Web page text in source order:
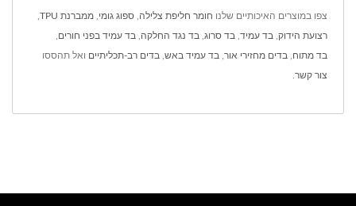
צפו במוצרים האיכותיים שלנו חומר חליפת צלילה ספוג גומי ממברנת TPU
רצועת הידוק בד עמיד בד סרוג בד נגד החלקה בד עמיד בפני חורים
בד מתוח בדים מחזירי אור בד עמיד באש בדים רב-תכליתיים ואל תהססו
צור קשר